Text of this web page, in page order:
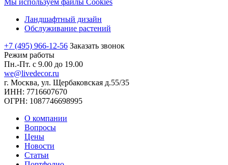
Ландшафтный дизайн
Обслуживание растений
+7 (495) 966-12-56 Заказать звонок
Режим работы
Пн.-Пт. с 9.00 до 19.00
we@livedecor.ru
г. Москва, ул. Щербаковская д.55/35
ИНН: 7716607670
ОГРН: 1087746698995
О компании
Вопросы
Цены
Новости
Статьи